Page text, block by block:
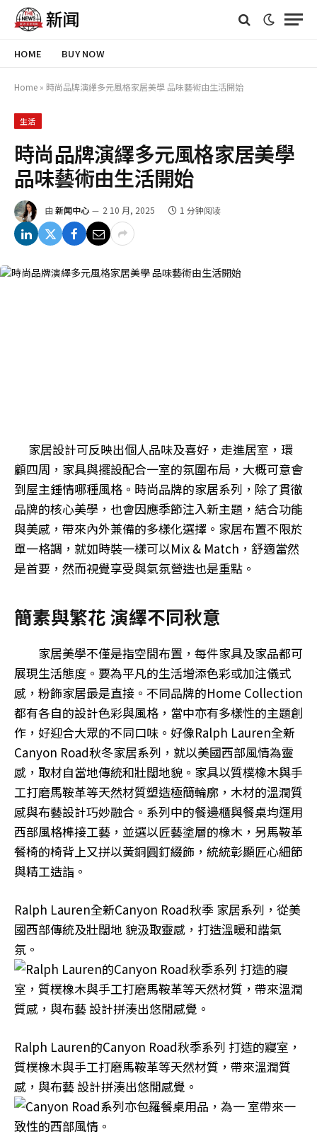
HOME BUY NOW
Home » 時尚品牌演繹多元風格家居美學 品味藝術由生活開始
生活
時尚品牌演繹多元風格家居美學
品味藝術由生活開始
由 新闻中心 2 10 月, 2025 1 分钟阅读
家居設計可反映出個人品味及喜好，走進居室，環
顧四周，家具與擺設配合一室的氛圍布局，大概可意會
到屋主鍾情哪種風格。時尚品牌的家居系列，除了貫徹
品牌的核心美學，也會因應季節注入新主題，結合功能
與美感，帶來內外兼備的多樣化選擇。家居布置不限於
單一格調，就如時裝一樣可以Mix & Match，舒適當然
是首要，然而視覺享受與氣氛營造也是重點。
簡素與繁花 演繹不同秋意
家居美學不僅是指空間布置，每件家具及家品都可
展現生活態度。要為平凡的生活增添色彩或加注儀式
感，粉飾家居最是直接。不同品牌的Home Collection
都有各自的設計色彩與風格，當中亦有多樣性的主題創
作，好迎合大眾的不同口味。好像Ralph Lauren全新
Canyon Road秋冬家居系列，就以美國西部風情為靈
感，取材自當地傳統和壯闊地貌。家具以質樸橡木與手
工打磨馬鞍革等天然材質塑造極簡輪廓，木材的溫潤質
感與布藝設計巧妙融合。系列中的餐邊櫃與餐桌均運用
西部風格榫接工藝，並選以匠藝塗層的橡木，另馬鞍革
餐椅的椅背上又拼以黃銅圓釘綴飾，統統彰顯匠心細節
與精工造詣。
Ralph Lauren全新Canyon Road秋季 家居系列，從美
國西部傳統及壯闊地 貌汲取靈感，打造溫暖和諧氣
氛。
Ralph Lauren的Canyon Road秋季系列 打造的寢室，
質樸橡木與手工打磨馬鞍革等天然材質，帶來溫潤質
感，與布藝 設計拼湊出悠閒感覺。